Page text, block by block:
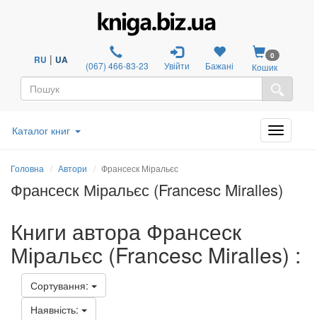
RU | UA (067) 466-83-23 Увійти Бажані
0
Кошик
Каталог книг
Головна Автори Франсеск Міральєс
Франсеск Міральєс (Francesc Miralles)
Книги автора Франсеск
Міральєс (Francesc Miralles) :
Сортування:
Наявність: